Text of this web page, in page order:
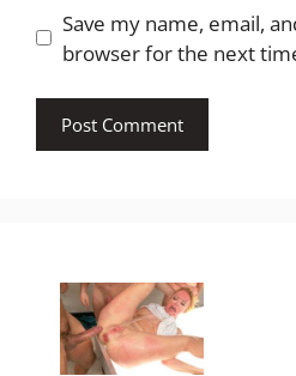
Save my name, email,
browser for the next